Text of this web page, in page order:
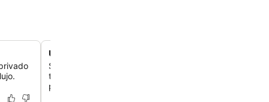
Un viaje culinario alsaciano auténtico
Saborea la exquisita cocina francesa, con platos
tradicionales como la sopa de cebolla y la crème
preparado con ingredientes frescos y de calidad.